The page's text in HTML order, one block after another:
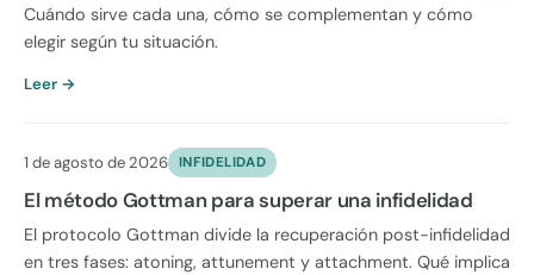
Cuándo sirve cada una, cómo se complementan y cómo
elegir según tu situación.
Leer →
1 de agosto de 2026 INFIDELIDAD
El método Gottman para superar una infidelidad
El protocolo Gottman divide la recuperación post-infidelidad
en tres fases: atoning, attunement y attachment. Qué implica